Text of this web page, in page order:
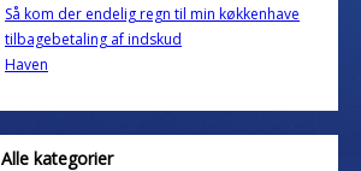
Så kom der endelig regn til min køkkenhave
tilbagebetaling af indskud
Haven
Alle kategorier